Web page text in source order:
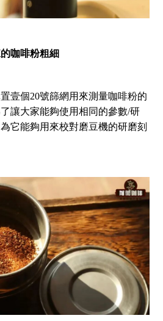
咖啡粉粗細
壹個20號篩網用來測量咖啡粉的
讓大家能夠使用相同的參數/研
它能夠用來校對磨豆機的研磨刻